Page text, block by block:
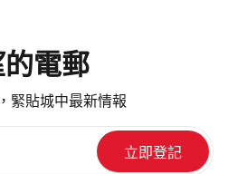
電郵
緊貼城中最新情報